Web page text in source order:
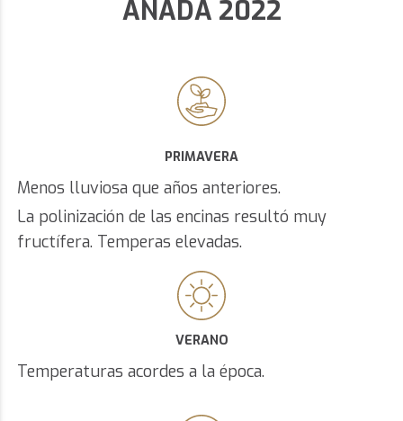
AÑADA 2022
PRIMAVERA
Menos lluviosa que años anteriores.
La polinización de las encinas resultó muy
fructífera. Temperas elevadas.
VERANO
Temperaturas acordes a la época.